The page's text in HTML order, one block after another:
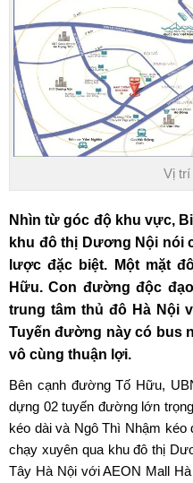
Vị trí
Nhìn từ góc độ khu vực,
khu đô thị Dương Nội nói
lược đặc biệt. Một mặt
Hữu. Con đường độc
trung tâm thủ đô Hà Nội
Tuyến đường này có bus
vô cùng thuận lợi.
Bên cạnh đường Tố Hữu,
dựng 02 tuyến đường lớn
kéo dài và Ngô Thì Nhậm
chạy xuyên qua khu đô thị
Tây Hà Nội với AEON Mall